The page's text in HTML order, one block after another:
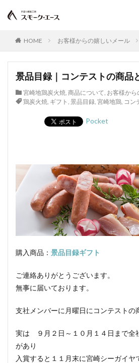
混合プレスハム
サイドベーコン
在来種
採
サウザンホットソーセージ
殺菌
食塩
充填機 食中毒
食
食肉加工品
食肉食鳥処理加工業
サイレントカッター
ジャンボン・ブラン・ドゥ
シューソーセージ
充填
シュバルツベルダーブラスト
シ
ショートカットハム
ショートプ
鶏炭火焼レア－
スモークソフト
ボジョレーセット
検索
HOME お客様からの嬉しいメール
景品目録｜コンテストの商品
宮崎地鶏炭火焼, 商品について, お客様から
鶏炭火焼, ギフト , 景品目録, 宮崎地鶏, コン
Pocket
購入商品： 景品目録ギフト
ご連絡ありがとうございます。
無事に届いております。
支社メンバーに月曜日にコンテストの
実は ９月２日～１０月１４日まで全
があり
入賞すると１１月末に宮崎シーガイヤ